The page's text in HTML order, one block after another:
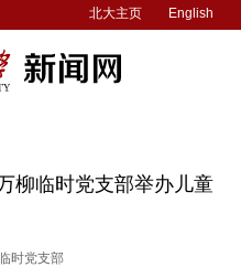
北大主页 English
柳临时党支部举办儿童
时党支部